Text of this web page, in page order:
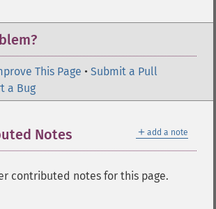
This Page • Submit a Pull
a Bug
＋ add a note
Notes
contributed notes for this page.